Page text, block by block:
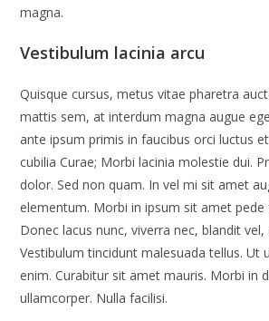
magna.
Vestibulum lacinia arcu
Quisque cursus, metus vitae pharetra
mattis sem, at interdum magna augue
ante ipsum primis in faucibus orci luctus
cubilia Curae; Morbi lacinia molestie dui.
dolor. Sed non quam. In vel mi sit amet
elementum. Morbi in ipsum sit amet pede
Donec lacus nunc, viverra nec, blandit
Vestibulum tincidunt malesuada tellus. Ut
enim. Curabitur sit amet mauris. Morbi in
ullamcorper. Nulla facilisi.